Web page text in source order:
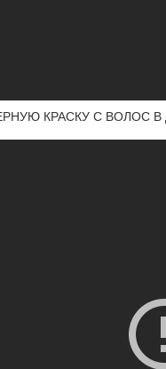
КРАСКУ С ВОЛОС